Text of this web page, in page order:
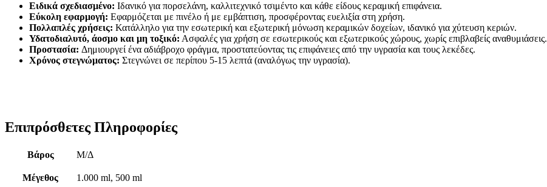
Ειδικά σχεδιασμένο: Ιδανικό για πορσελάνη, καλλιτεχνικό τσιμέντο και κάθε είδους κεραμική επιφάνεια.
Εύκολη εφαρμογή: Εφαρμόζεται με πινέλο ή με εμβάπτιση, προσφέροντας ευελιξία στη χρήση.
Πολλαπλές χρήσεις: Κατάλληλο για την εσωτερική και εξωτερική μόνωση κεραμικών δοχείων, ιδανικό για χύτευση κεριών.
Υδατοδιαλυτό, άοσμο και μη τοξικό: Ασφαλές για χρήση σε εσωτερικούς και εξωτερικούς χώρους, χωρίς επιβλαβείς αναθυμιάσεις.
Προστασία: Δημιουργεί ένα αδιάβροχο φράγμα, προστατεύοντας τις επιφάνειες από την υγρασία και τους λεκέδες.
Χρόνος στεγνώματος: Στεγνώνει σε περίπου 5-15 λεπτά (αναλόγως την υγρασία).
Επιπρόσθετες Πληροφορίες
Βάρος Μ/Δ
Μέγεθος 1.000 ml, 500 ml